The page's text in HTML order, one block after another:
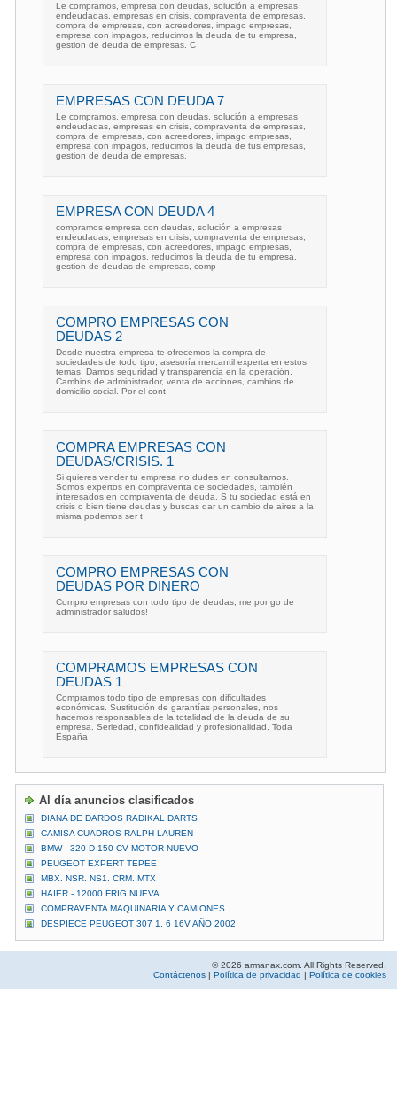
Le compramos, empresa con deudas, solución a empresas
endeudadas, empresas en crisis, compraventa de empresas,
compra de empresas, con acreedores, impago empresas,
empresa con impagos, reducimos la deuda de tu empresa,
gestion de deuda de empresas. C
EMPRESAS CON DEUDA 7
Le compramos, empresa con deudas, solución a empresas
endeudadas, empresas en crisis, compraventa de empresas,
compra de empresas, con acreedores, impago empresas,
empresa con impagos, reducimos la deuda de tus empresas,
gestion de deuda de empresas,
EMPRESA CON DEUDA 4
compramos empresa con deudas, solución a empresas
endeudadas, empresas en crisis, compraventa de empresas,
compra de empresas, con acreedores, impago empresas,
empresa con impagos, reducimos la deuda de tu empresa,
gestion de deudas de empresas, comp
COMPRO EMPRESAS CON
DEUDAS 2
Desde nuestra empresa te ofrecemos la compra de
sociedades de todo tipo, asesoría mercantil experta en estos
temas. Damos seguridad y transparencia en la operación.
Cambios de administrador, venta de acciones, cambios de
domicilio social. Por el cont
COMPRA EMPRESAS CON
DEUDAS/CRISIS. 1
Si quieres vender tu empresa no dudes en consultarnos.
Somos expertos en compraventa de sociedades, también
interesados en compraventa de deuda. S tu sociedad está en
crisis o bien tiene deudas y buscas dar un cambio de aires a la
misma podemos ser t
COMPRO EMPRESAS CON
DEUDAS POR DINERO
Compro empresas con todo tipo de deudas, me pongo de
administrador saludos!
COMPRAMOS EMPRESAS CON
DEUDAS 1
Compramos todo tipo de empresas con dificultades
económicas. Sustitución de garantías personales, nos
hacemos responsables de la totalidad de la deuda de su
empresa. Seriedad, confidealidad y profesionalidad. Toda
España
Al día anuncios clasificados
DIANA DE DARDOS RADIKAL DARTS
CAMISA CUADROS RALPH LAUREN
BMW - 320 D 150 CV MOTOR NUEVO
PEUGEOT EXPERT TEPEE
MBX. NSR. NS1. CRM. MTX
HAIER - 12000 FRIG NUEVA
COMPRAVENTA MAQUINARIA Y CAMIONES
DESPIECE PEUGEOT 307 1. 6 16V AÑO 2002
© 2026 armanax.com. All Rights Reserved.
Contáctenos | Política de privacidad | Política de cookies